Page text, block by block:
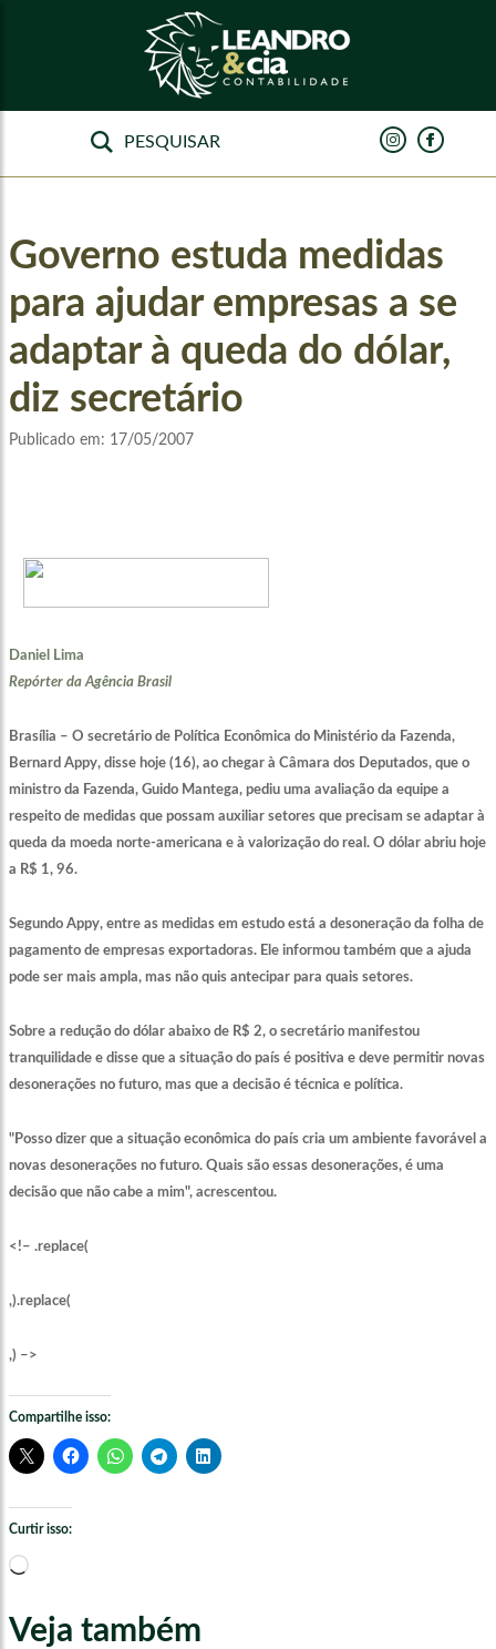
Governo estuda medidas
para ajudar empresas a se
adaptar à queda do dólar,
diz secretário
Publicado em: 17/05/2007
Daniel Lima
Repórter da Agência Brasil
Brasília – O secretário de Política Econômica do Ministério da Fazenda,
Bernard Appy, disse hoje (16), ao chegar à Câmara dos Deputados, que o
ministro da Fazenda, Guido Mantega, pediu uma avaliação da equipe a
respeito de medidas que possam auxiliar setores que precisam se adaptar à
queda da moeda norte-americana e à valorização do real. O dólar abriu hoje
a R$ 1, 96.
Segundo Appy, entre as medidas em estudo está a desoneração da folha de
pagamento de empresas exportadoras. Ele informou também que a ajuda
pode ser mais ampla, mas não quis antecipar para quais setores.
Sobre a redução do dólar abaixo de R$ 2, o secretário manifestou
tranquilidade e disse que a situação do país é positiva e deve permitir novas
desonerações no futuro, mas que a decisão é técnica e política.
"Posso dizer que a situação econômica do país cria um ambiente favorável a
novas desonerações no futuro. Quais são essas desonerações, é uma
decisão que não cabe a mim", acrescentou.
<!– .replace(
,).replace(
,) –>
Compartilhe isso:
Curtir isso:
Carregando...
Veja também